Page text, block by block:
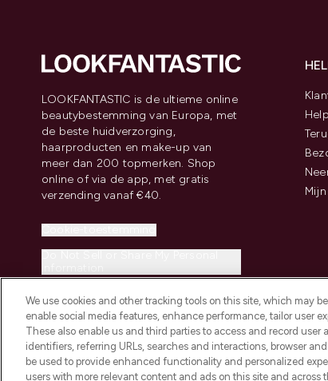
LOOKFANTASTIC is de ultieme online
beautybestemming van Europa, met
de beste huidverzorging,
haarproducten en make-up van
meer dan 200 topmerken. Shop
online of via de app, met gratis
verzending vanaf €40.
Information
Help
2026 THG Beauty Europe GmbH Maximilianstrasse 54 80538
We use cookies and other tracking tools on this site, which may
enable social media features, enhance performance, tailor user
These also enable us and third parties to access and record
identifiers, referring URLs, searches and interactions, browser
be used to provide enhanced functionality and personalized
users with more relevant content and ads on this site and across